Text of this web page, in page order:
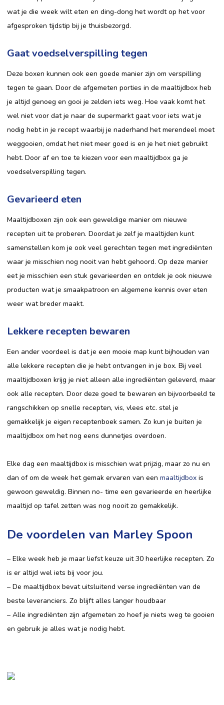
wat je die week wilt eten en ding-dong het wordt op het voor
afgesproken tijdstip bij je thuisbezorgd.
Gaat voedselverspilling tegen
Deze boxen kunnen ook een goede manier zijn om verspilling
tegen te gaan. Door de afgemeten porties in de maaltijdbox heb
je altijd genoeg en gooi je zelden iets weg. Hoe vaak komt het
wel niet voor dat je naar de supermarkt gaat voor iets wat je
nodig hebt in je recept waarbij je naderhand het merendeel moet
weggooien, omdat het niet meer goed is en je het niet gebruikt
hebt. Door af en toe te kiezen voor een maaltijdbox ga je
voedselverspilling tegen.
Gevarieerd eten
Maaltijdboxen zijn ook een geweldige manier om nieuwe
recepten uit te proberen. Doordat je zelf je maaltijden kunt
samenstellen kom je ook veel gerechten tegen met ingrediënten
waar je misschien nog nooit van hebt gehoord. Op deze manier
eet je misschien een stuk gevarieerden en ontdek je ook nieuwe
producten wat je smaakpatroon en algemene kennis over eten
weer wat breder maakt.
Lekkere recepten bewaren
Een ander voordeel is dat je een mooie map kunt bijhouden van
alle lekkere recepten die je hebt ontvangen in je box. Bij veel
maaltijdboxen krijg je niet alleen alle ingrediënten geleverd, maar
ook alle recepten. Door deze goed te bewaren en bijvoorbeeld te
rangschikken op snelle recepten, vis, vlees etc. stel je
gemakkelijk je eigen receptenboek samen. Zo kun je buiten je
maaltijdbox om het nog eens dunnetjes overdoen.
Elke dag een maaltijdbox is misschien wat prijzig, maar zo nu en
dan of om de week het gemak ervaren van een maaltijdbox is
gewoon geweldig. Binnen no- time een gevarieerde en heerlijke
maaltijd op tafel zetten was nog nooit zo gemakkelijk.
De voordelen van Marley Spoon
– Elke week heb je maar liefst keuze uit 30 heerlijke recepten. Zo
is er altijd wel iets bij voor jou.
– De maaltijdbox bevat uitsluitend verse ingrediënten van de
beste leveranciers. Zo blijft alles langer houdbaar
– Alle ingrediënten zijn afgemeten zo hoef je niets weg te gooien
en gebruik je alles wat je nodig hebt.